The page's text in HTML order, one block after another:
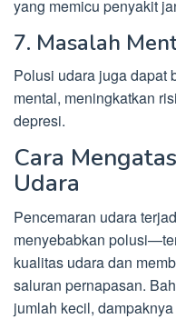
yang memicu penyakit
7. Masalah
Polusi udara juga dapat
mental, meningkatkan
depresi.
Cara
Udara
Pencemaran udara
menyebabkan
kualitas udara dan
saluran pernapasan.
jumlah kecil,